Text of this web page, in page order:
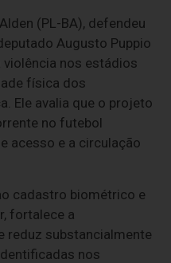
(PL-BA), defendeu
Augusto Puppio
violência nos estádios
física dos
Ele avalia que o projeto
no futebol
acesso e a circulação
cadastro biométrico e
fortalece a
reduz substancialmente
nos